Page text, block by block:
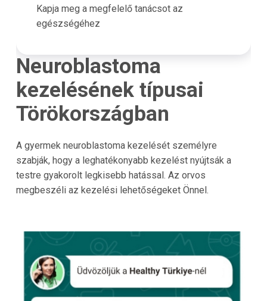
Kapja meg a megfelelő tanácsot az
egészségéhez
Neuroblastoma
kezelésének típusai
Törökországban
A gyermek neuroblastoma kezelését személyre
szabják, hogy a leghatékonyabb kezelést nyújtsák a
testre gyakorolt legkisebb hatással. Az orvos
megbeszéli az kezelési lehetőségeket Önnel.